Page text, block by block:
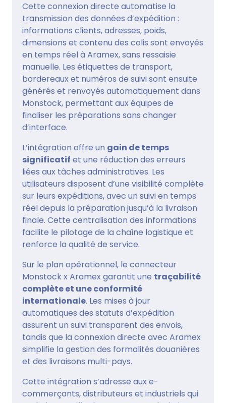
Cette connexion directe automatise la
transmission des données d’expédition :
informations clients, adresses, poids,
dimensions et contenu des colis sont envoyés
en temps réel à Aramex, sans ressaisie
manuelle. Les étiquettes de transport,
bordereaux et numéros de suivi sont ensuite
générés et renvoyés automatiquement dans
Monstock, permettant aux équipes de
finaliser les préparations sans changer
d’interface.
L’intégration offre un gain de temps
significatif et une réduction des erreurs
liées aux tâches administratives. Les
utilisateurs disposent d’une visibilité complète
sur leurs expéditions, avec un suivi en temps
réel depuis la préparation jusqu’à la livraison
finale. Cette centralisation des informations
facilite le pilotage de la chaîne logistique et
renforce la qualité de service.
Sur le plan opérationnel, le connecteur
Monstock x Aramex garantit une traçabilité
complète et une conformité
internationale. Les mises à jour
automatiques des statuts d’expédition
assurent un suivi transparent des envois,
tandis que la connexion directe avec Aramex
simplifie la gestion des formalités douanières
et des livraisons multi-pays.
Cette intégration s’adresse aux e-
commerçants, distributeurs et industriels qui